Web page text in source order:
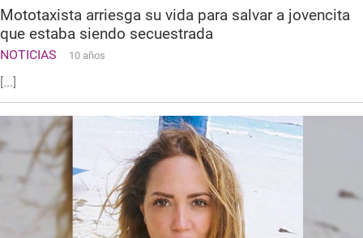
Mototaxista arriesga su vida para salvar a jovencita
que estaba siendo secuestrada
NOTICIAS 10 años
[...]